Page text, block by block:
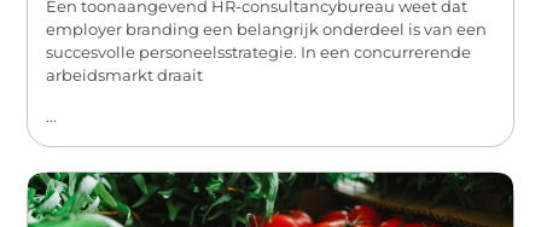
Een toonaangevend HR-consultancybureau weet dat
employer branding een belangrijk onderdeel is van een
succesvolle personeelsstrategie. In een concurrerende
arbeidsmarkt draait
...